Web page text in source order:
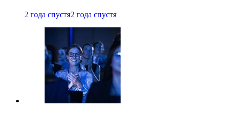
2 года спустя2 года спустя